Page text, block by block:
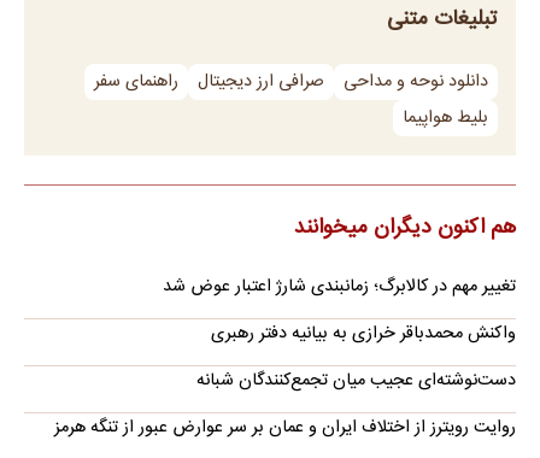
تبلیغات متنی
دانلود نوحه و مداحی صرافی ارز دیجیتال
راهنمای سفر
بلیط هواپیما
هم اکنون دیگران میخوانند
تغییر مهم در کالابرگ؛ زمانبندی‌ شارژ اعتبار عوض شد
واکنش محمدباقر خرازی به بیانیه دفتر رهبری
دست‌نوشته‌ای عجیب میان تجمع‌کنندگان شبانه
روایت رویترز از اختلاف ایران و عمان بر سر عوارض عبور از تنگه هرمز